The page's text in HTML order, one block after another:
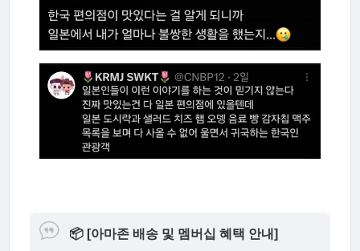
📦 [아마존 배송 및 멤버십 혜택 안내]